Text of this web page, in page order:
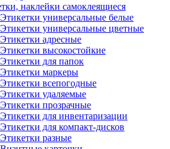
наклейки самоклеящиеся
Этикетки универсальные белые
Этикетки универсальные цветные
Этикетки адресные
Этикетки высокостойкие
Этикетки для папок
Этикетки маркеры
Этикетки всепогодные
Этикетки удаляемые
Этикетки прозрачные
Этикетки для инвентаризации
Этикетки для компакт-дисков
Этикетки разные